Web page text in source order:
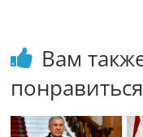
Вам
понравиться